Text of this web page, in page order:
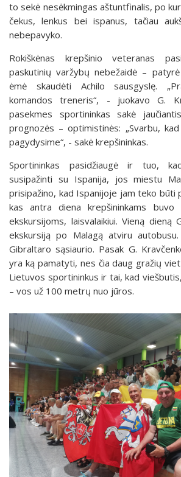
to sekė nesėkmingas aštuntfinalis, po
čekus, lenkus bei ispanus, tačiau
nebepavyko.
Rokiškėnas krepšinio veteranas
paskutinių varžybų nebežaidė –
ėmė skaudėti Achilo sausgyslę.
komandos treneris“, - juokavo G.
pasekmes sportininkas sakė
prognozės – optimistinės: „Svarbu,
pagydysime“, - sakė krepšininkas.
Sportininkas pasidžiaugė ir tuo,
susipažinti su Ispanija, jos miestu
prisipažino, kad Ispanijoje jam teko būti
kas antra diena krepšininkams
ekskursijoms, laisvalaikiui. Vieną dieną
ekskursiją po Malagą atviru
Gibraltaro sąsiaurio. Pasak G.
yra ką pamatyti, nes čia daug gražių
Lietuvos sportininkus ir tai, kad
– vos už 100 metrų nuo jūros.